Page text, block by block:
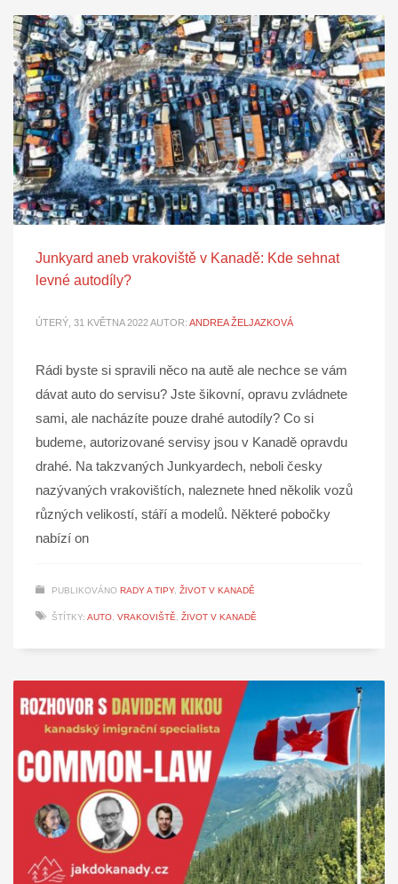
Junkyard aneb vrakoviště v Kanadě: Kde sehnat
levné autodíly?
ÚTERÝ, 31 KVĚTNA 2022AUTOR: ANDREA ŽELJAZKOVÁ
Rádi byste si spravili něco na autě ale nechce se vám
dávat auto do servisu? Jste šikovní, opravu zvládnete
sami, ale nacházíte pouze drahé autodíly? Co si
budeme, autorizované servisy jsou v Kanadě opravdu
drahé. Na takzvaných Junkyardech, neboli česky
nazývaných vrakovištích, naleznete hned několik vozů
různých velikostí, stáří a modelů. Některé pobočky
nabízí on
PUBLIKOVÁNO RADY A TIPY, ŽIVOT V KANADĚ
ŠTÍTKY: AUTO, VRAKOVIŠTĚ, ŽIVOT V KANADĚ